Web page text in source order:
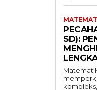
SD):
kompleks,